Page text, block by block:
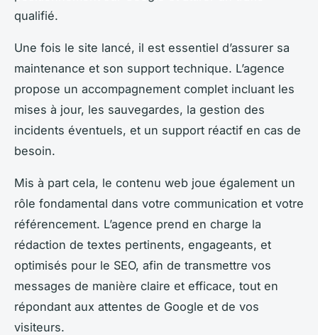
qualifié.
Une fois le site lancé, il est essentiel d’assurer sa
maintenance et son support technique. L’agence
propose un accompagnement complet incluant les
mises à jour, les sauvegardes, la gestion des
incidents éventuels, et un support réactif en cas de
besoin.
Mis à part cela, le contenu web joue également un
rôle fondamental dans votre communication et votre
référencement. L’agence prend en charge la
rédaction de textes pertinents, engageants, et
optimisés pour le SEO, afin de transmettre vos
messages de manière claire et efficace, tout en
répondant aux attentes de Google et de vos
visiteurs.